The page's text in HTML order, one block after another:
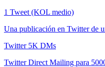
1 Tweet (KOL medio)
Una publicación en Twitter de
Twitter 5K DMs
Twitter Direct Mailing para